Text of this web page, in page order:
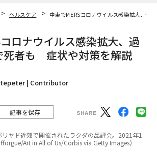
ヘルスケア
中東でMERSコロナウイルス感染拡大、過
ロナウイルス感染拡大、過
死者も 症状や対策を解説
| Contributor
記事を保存
ヤド近郊で開催されたラクダの品評会。2021年1
Art in All of Us/Corbis via Getty Images）